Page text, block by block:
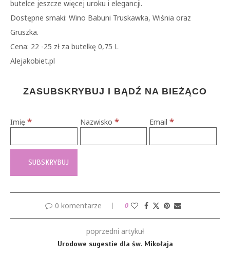
butelce jeszcze więcej uroku i elegancji.
Dostępne smaki: Wino Babuni Truskawka, Wiśnia oraz
Gruszka.
Cena: 22 -25 zł za butelkę 0,75 L
Alejakobiet.pl
ZASUBSKRYBUJ I BĄDŹ NA BIEŻĄCO
Imię * Nazwisko * Email*
0 komentarze 0
poprzedni artykuł
Urodowe sugestie dla św. Mikołaja